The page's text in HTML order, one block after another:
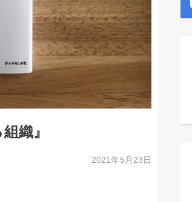
織』
2021年5月23日